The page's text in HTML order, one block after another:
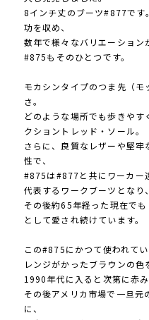
8インチ丈のブーツ#877です
功を収め、
数年で様々なバリエーショ
#875もそのひとつです。
モカシンタイプのつま先（
さ。
どのような場所でも歩きや
クショントレッド・ソール。
さらに、良質なレザーや堅
性で、
#875は#877と共にワーカー
代表するワークブーツとなり、
その後約65年経った現在で
として愛され続けています。
この#875にかつて使われて
レンジがかったブラウンの色
1990年代に入ると次第に赤
その後アメリカ市場で一旦
に、